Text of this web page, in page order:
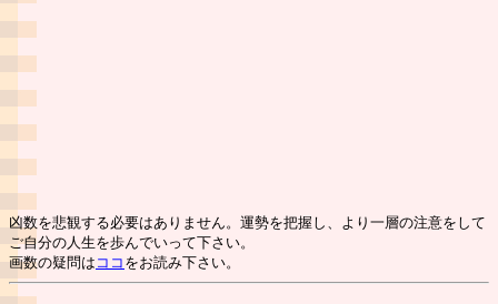
凶数を悲観する必要はありません。運勢を把握し、より一層の注意をして
ご自分の人生を歩んでいって下さい。
画数の疑問は ココ をお読み下さい。